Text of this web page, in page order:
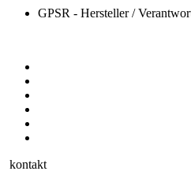
GPSR - Hersteller /
kontakt